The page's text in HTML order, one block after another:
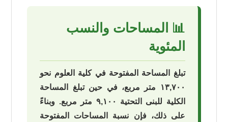
📊 المساحات والنسب
المئوية
تبلغ المساحة المفتوحة في كلية العلوم نحو
١٣,٧٠٠ متر مربع، في حين تبلغ المساحة
الكلية للبنى التحتية ٩,١٠٠ متر مربع. وبناءً
على ذلك، فإن نسبة المساحات المفتوحة